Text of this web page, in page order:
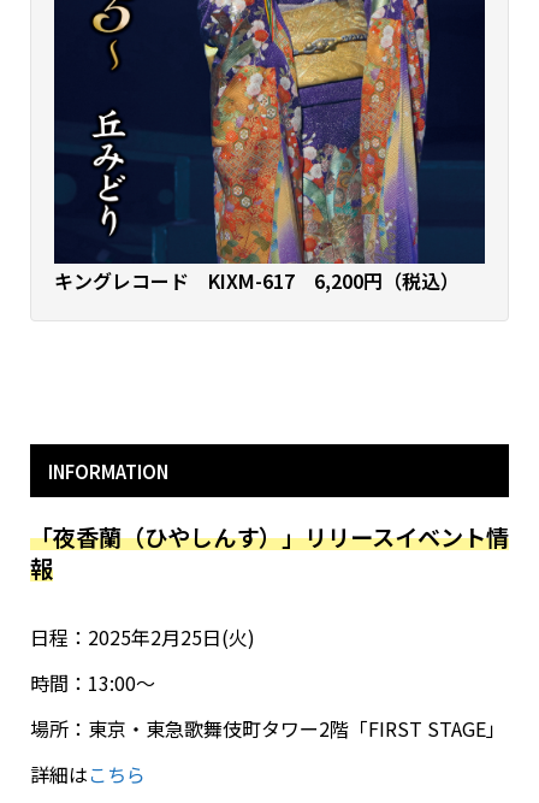
キングレコード KIXM-617 6,200円（税込）
INFORMATION
「夜香蘭（ひやしんす）」リリースイベント情
報
日程：2025年2月25日(火)
時間：13:00～
場所：東京・東急歌舞伎町タワー2階「FIRST STAGE」
詳細はこちら